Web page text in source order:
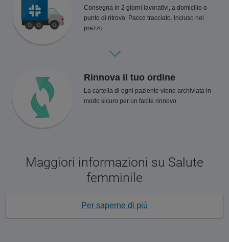
Consegna in 2 giorni lavorativi, a domicilio o
punto di ritrovo. Pacco tracciato. Incluso nel
prezzo.
Rinnova il tuo ordine
La cartella di ogni paziente viene archiviata in
modo sicuro per un facile rinnovo.
Maggiori informazioni su Salute
femminile
Per saperne di più